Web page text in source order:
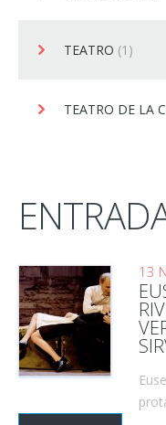
TEATRO (1)
TEATRO DE LA
13